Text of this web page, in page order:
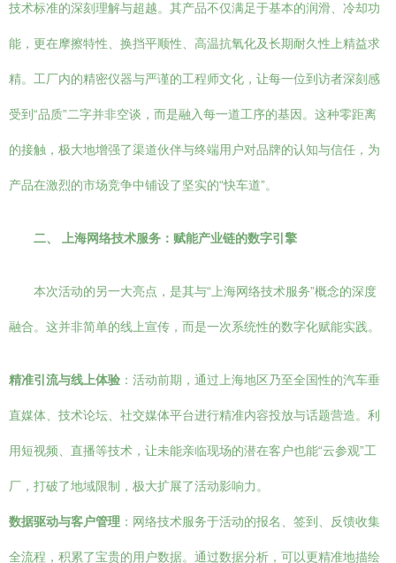
技术标准的深刻理解与超越。其产品不仅满足于基本的润滑、冷却功
能，更在摩擦特性、换挡平顺性、高温抗氧化及长期耐久性上精益求
精。工厂内的精密仪器与严谨的工程师文化，让每一位到访者深刻感
受到“品质”二字并非空谈，而是融入每一道工序的基因。这种零距离
的接触，极大地增强了渠道伙伴与终端用户对品牌的认知与信任，为
产品在激烈的市场竞争中铺设了坚实的“快车道”。
二、 上海网络技术服务：赋能产业链的数字引擎
本次活动的另一大亮点，是其与“上海网络技术服务”概念的深度
融合。这并非简单的线上宣传，而是一次系统性的数字化赋能实践。
精准引流与线上体验 ：活动前期，通过上海地区乃至全国性的汽车垂
直媒体、技术论坛、社交媒体平台进行精准内容投放与话题营造。利
用短视频、直播等技术，让未能亲临现场的潜在客户也能“云参观”工
厂，打破了地域限制，极大扩展了活动影响力。
数据驱动与客户管理 ：网络技术服务于活动的报名、签到、反馈收集
全流程，积累了宝贵的用户数据。通过数据分析，可以更精准地描绘